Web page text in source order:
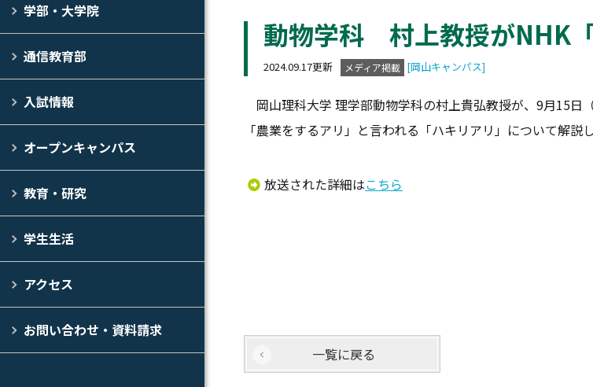
学部・大学院
通信教育部
入試情報
オープンキャンパス
教育・研究
学生生活
アクセス
お問い合わせ・資料請求
動物学科 村上教授がNHK
2024.09.17更新 メディア掲載 [岡山キャンパス]
岡山理科大学 理学部動物学科の村上貴弘教授が、9月15日
「農業をするアリ」と言われる「ハキリアリ」について解説
放送された詳細はこちら
一覧に戻る